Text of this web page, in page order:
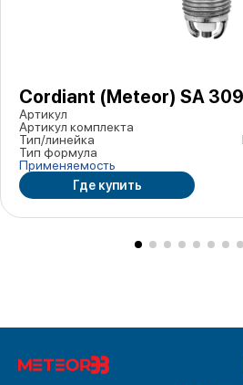
Cordiant (Meteor) SA 309
Артикул
Артикул комплекта
Тип/линейка
Тип формула
Применяемость
Где купить